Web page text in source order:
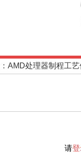
AMD处理器制程工
请